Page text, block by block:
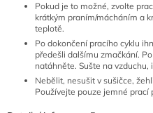
Pokud je to možné, zvolte
krátkým praním/mácháním a
teplotě.
Po dokončení pracího cyklu
předešli dalšímu zmačkání.
natáhněte. Sušte na
Nebělit, nesušit v sušičce,
Používejte pouze jemné prací